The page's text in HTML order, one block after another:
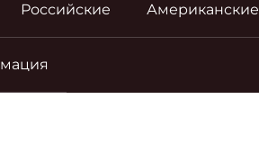
Российские Американские